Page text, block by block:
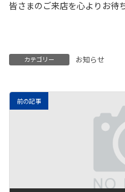
皆さまのご来店を心よりお待
カテゴリー お知らせ
前の記事